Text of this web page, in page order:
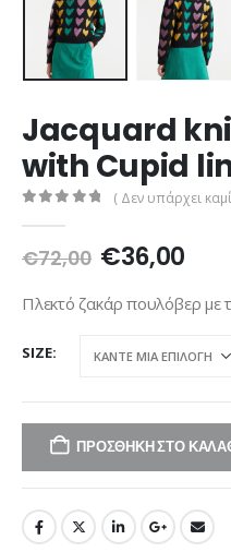
Jacquard
with Cupid
( Δεν υπάρχει
€72,00 Original
was:
€36,00Η
τιμή
Πλεκτό ζακάρ πουλόβερ με
SIZE
ΠΡΟΣΘΉΚΗ ΣΤΟ